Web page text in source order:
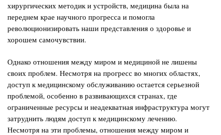
хирургических методик и устройств, медицина была на
переднем крае научного прогресса и помогла
революционизировать наши представления о здоровье и
хорошем самочувствии.
Однако отношения между миром и медициной не лишены
своих проблем. Несмотря на прогресс во многих областях,
доступ к медицинскому обслуживанию остается серьезной
проблемой, особенно в развивающихся странах, где
ограниченные ресурсы и неадекватная инфраструктура могут
затруднить людям доступ к медицинскому лечению.
Несмотря на эти проблемы, отношения между миром и